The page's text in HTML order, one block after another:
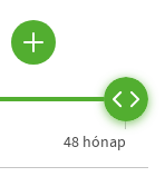
48 hónap